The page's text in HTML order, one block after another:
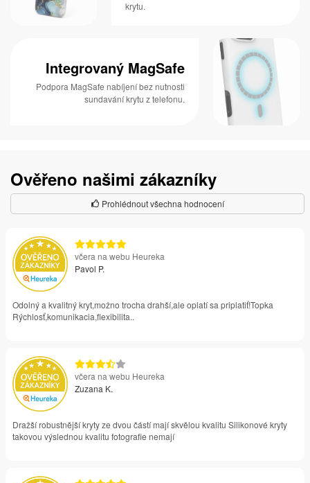
krytu.
Integrovaný MagSafe
Podpora MagSafe nabíjení bez nutnosti
sundavání krytu z telefonu.
Ověřeno našimi zákazníky
Prohlédnout všechna hodnocení
včera na webu Heureka
Pavol P.
Odolný a kvalitný kryt,možno trocha drahší,ale oplatí sa priplatiť!Topka
Rýchlosť,komunikacia,flexibilita..
včera na webu Heureka
Zuzana K.
Dražší robustnější kryty ze dvou částí mají skvělou kvalitu Silikonové kryty
takovou výslednou kvalitu fotografie nemají